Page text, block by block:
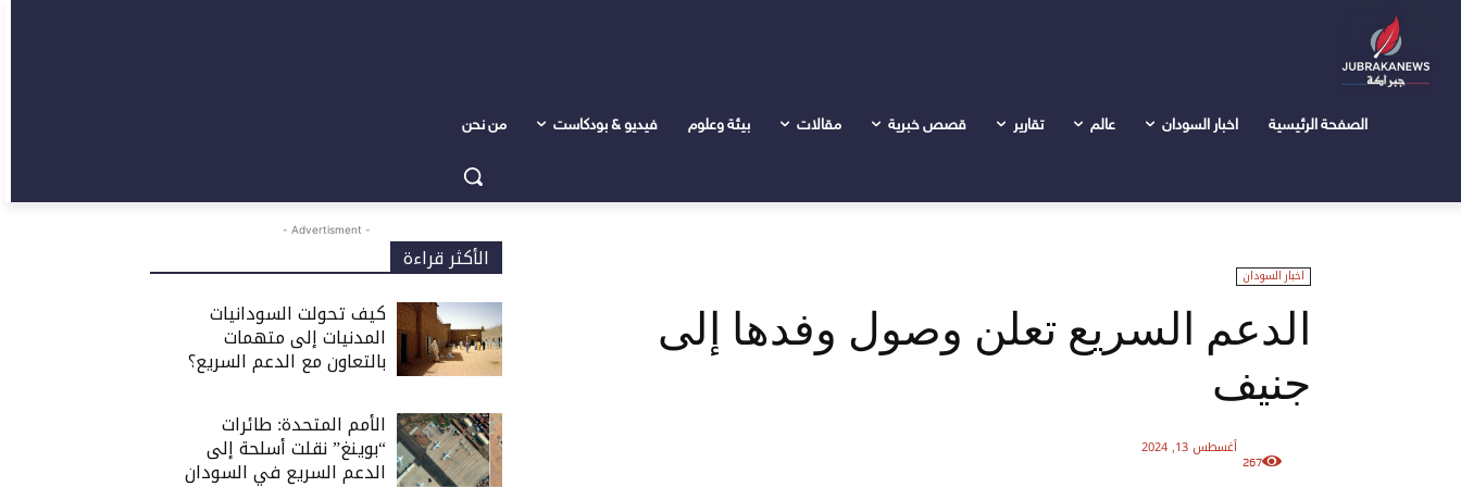
الصفحة الرئيسية اخبار السودان عالم تقارير قصص خبرية مقالات بيئة وعلوم فيديو & بودكاست من نحن
اخبار السودان
الدعم السريع تعلن وصول وفدها إلى
جنيف
أغسطس 13, 2024
267
- Advertisment -
الأكثر قراءة
كيف تحولت السودانيات
المدنيات إلى متهمات
بالتعاون مع الدعم السريع؟
الأمم المتحدة: طائرات
“بوينغ” نقلت أسلحة إلى
الدعم السريع في السودان